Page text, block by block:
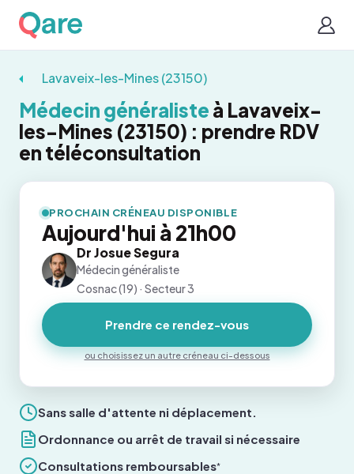
Lavaveix-les-Mines (23150)
Médecin généraliste à Lavaveix-
les-Mines (23150) : prendre RDV
en téléconsultation
Sans salle d'attente ni déplacement.
Ordonnance ou arrêt de travail si nécessaire
Consultations remboursables*
PROCHAIN CRÉNEAU DISPONIBLE
Aujourd'hui à 21h00
Dr Josue Segura
Médecin généraliste
Cosnac (19) · Secteur 3
Prendre ce rendez-vous
ou choisissez un autre créneau ci-dessous